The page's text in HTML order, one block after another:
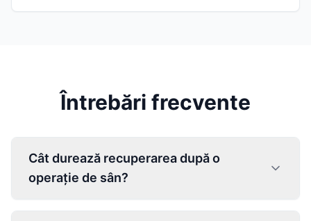
Întrebări frecvente
Cât durează recuperarea după o
operație de sân?